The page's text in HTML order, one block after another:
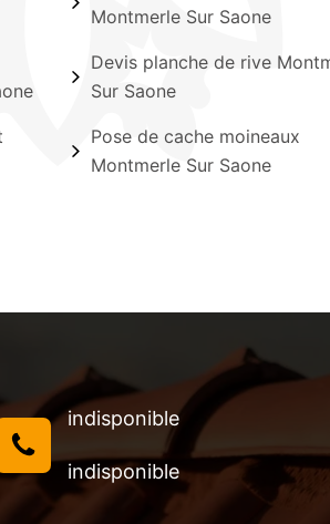
Montmerle Sur Saone
Devis planche de rive
Sur Saone
Pose de cache moineaux
Montmerle Sur Saone
indisponible
indisponible